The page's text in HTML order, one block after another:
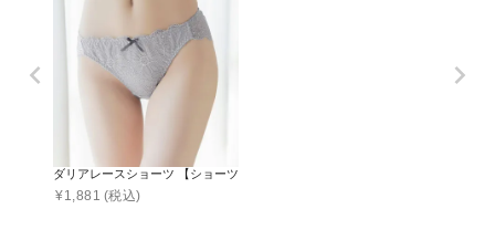
ダリアレースショーツ 【ショーツ単品】
¥1,881 (税込)